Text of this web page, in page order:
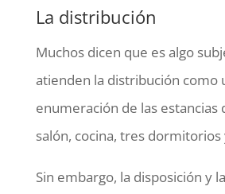
La distribución
Muchos dicen que es algo
atienden la distribución como
enumeración de las estancias
salón, cocina, tres dormitorios
Sin embargo, la disposición y